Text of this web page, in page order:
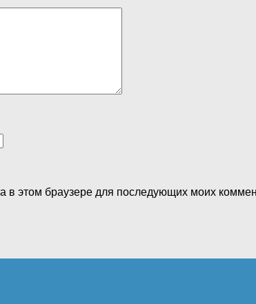
в этом браузере для последующих моих